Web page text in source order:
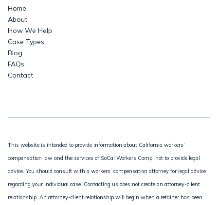
Home
About
How We Help
Case Types
Blog
FAQs
Contact
This website is intended to provide information about California workers’
compensation law and the services of SoCal Workers Comp, not to provide legal
advice. You should consult with a workers’ compensation attorney for legal advice
regarding your individual case. Contacting us does not create an attorney-client
relationship. An attorney-client relationship will begin when a retainer has been